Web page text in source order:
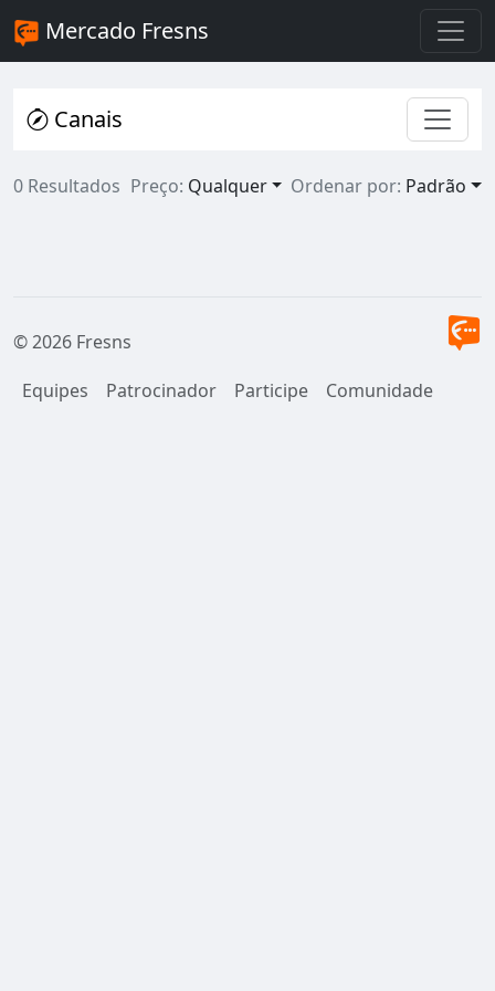
Mercado Fresns
Canais
0 Resultados Preço: Qualquer Ordenar por: Padrão
© 2026 Fresns
Equipes
Patrocinador Participe Comunidade